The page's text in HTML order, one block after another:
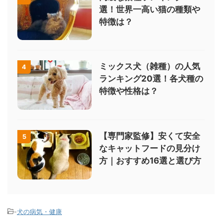
選！世界一高い猫の種類や
特徴は？
4
ミックス犬（雑種）の人気
ランキング20選！各犬種の
特徴や性格は？
5
【専門家監修】安くて安全
なキャットフードの見分け
方｜おすすめ16選と選び方
-犬の病気・健康